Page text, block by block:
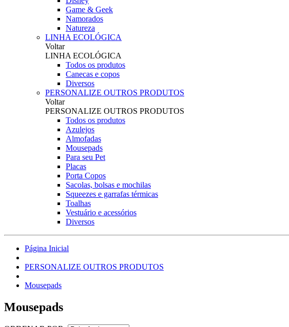
Game & Geek
Namorados
Natureza
LINHA ECOLÓGICA
Voltar
LINHA ECOLÓGICA
Todos os produtos
Canecas e copos
Diversos
PERSONALIZE OUTROS PRODUTOS
Voltar
PERSONALIZE OUTROS PRODUTOS
Todos os produtos
Azulejos
Almofadas
Mousepads
Para seu Pet
Placas
Porta Copos
Sacolas, bolsas e mochilas
Squeezes e garrafas térmicas
Toalhas
Vestuário e acessórios
Diversos
Página Inicial
PERSONALIZE OUTROS PRODUTOS
Mousepads
Mousepads